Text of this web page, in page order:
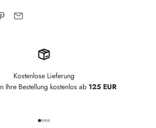
Kostenlose Lieferung
Ihre Bestellung kostenlos ab 125 EUR